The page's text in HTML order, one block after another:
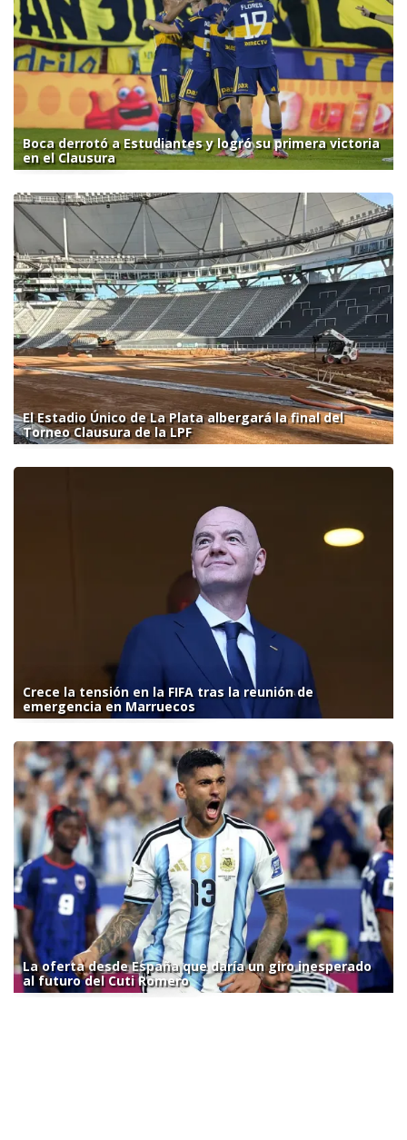
Boca derrotó a Estudiantes y logró su primera victoria
en el Clausura
El Estadio Único de La Plata albergará la final del
Torneo Clausura de la LPF
Crece la tensión en la FIFA tras la reunión de
emergencia en Marruecos
La oferta desde España que daría un giro inesperado
al futuro del Cuti Romero